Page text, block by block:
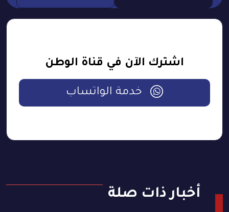
اشترك الآن في قناة الوطن
خدمة الواتساب
أخبار ذات صلة